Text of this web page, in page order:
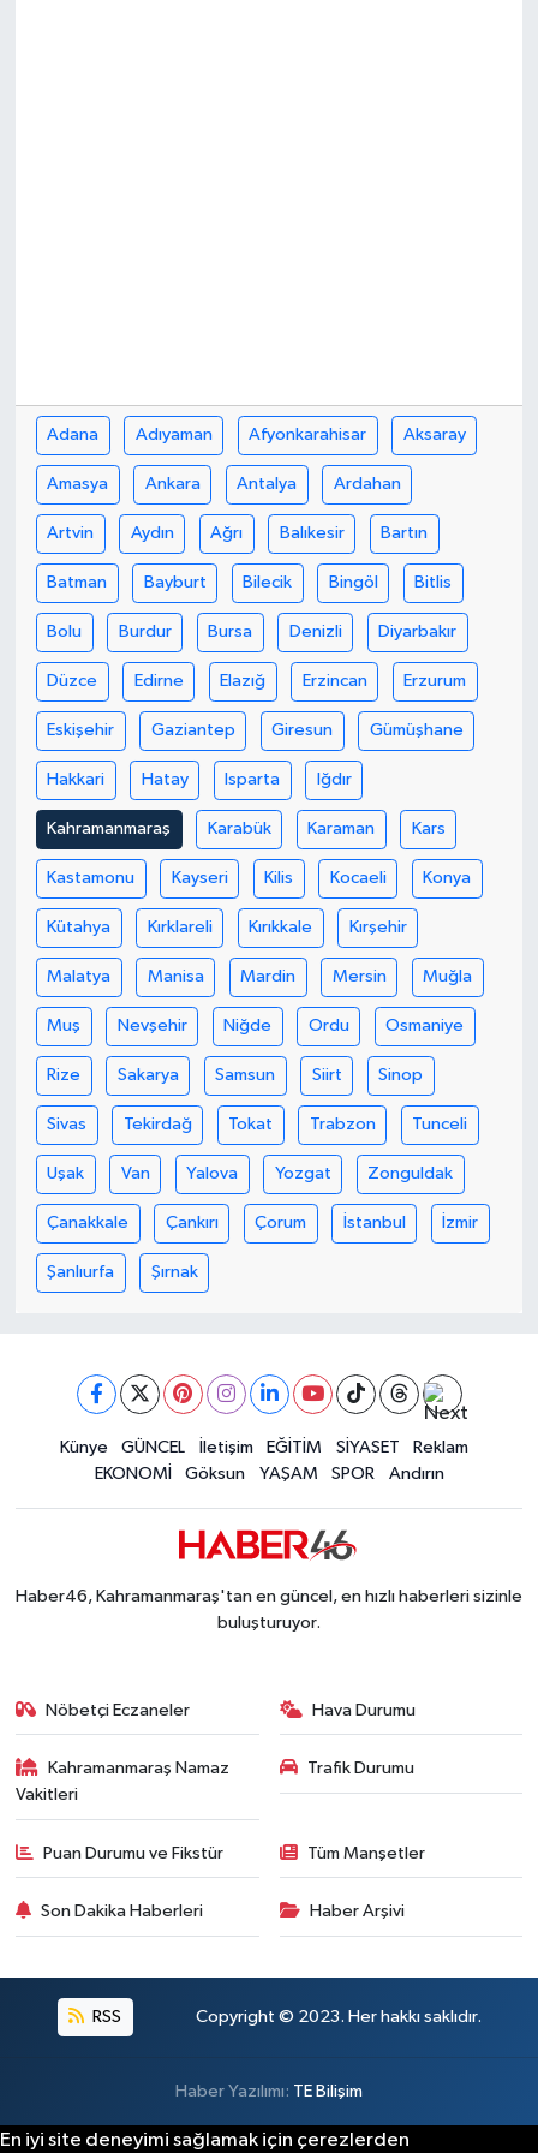
Adana Adıyaman Afyonkarahisar Aksaray
Amasya Ankara Antalya Ardahan
Artvin Aydın Ağrı Balıkesir Bartın
Batman Bayburt Bilecik Bingöl Bitlis
Bolu Burdur Bursa Denizli Diyarbakır
Düzce Edirne Elazığ Erzincan Erzurum
Eskişehir Gaziantep Giresun Gümüşhane
Hakkari Hatay Isparta Iğdır
Kahramanmaraş Karabük Karaman Kars
Kastamonu Kayseri Kilis Kocaeli Konya
Kütahya Kırklareli Kırıkkale Kırşehir
Malatya Manisa Mardin Mersin Muğla
Muş Nevşehir Niğde Ordu Osmaniye
Rize Sakarya Samsun Siirt Sinop
Sivas Tekirdağ Tokat Trabzon Tunceli
Uşak Van Yalova Yozgat Zonguldak
Çanakkale Çankırı Çorum İstanbul İzmir
Şanlıurfa Şırnak
Künye GÜNCEL İletişim EĞİTİM SİYASET
Reklam
EKONOMİ
Göksun YAŞAM SPOR Andırın
Haber46, Kahramanmaraş'tan en güncel, en hızlı haberleri sizinle
buluşturuyor.
Nöbetçi Eczaneler Hava Durumu
Kahramanmaraş Namaz
Vakitleri
Trafik Durumu
Puan Durumu ve Fikstür Tüm Manşetler
Son Dakika Haberleri Haber Arşivi
RSS Copyright © 2023. Her hakkı saklıdır.
Haber Yazılımı: TE Bilişim
En iyi site deneyimi sağlamak için çerezlerden
KADIN-AİLE
YEREL YÖNETİM
MEDYA
SEÇİM 2011
ÜÇÜNCÜ SAYFA
BİLİMNET
Yemek
SİVİL TOPLUM
SEÇİM 2014
KİM KİMDİR
ÇEK GÖNDER
KİTAP
HEDEF2020
OTOMOBİL
MİZAH
Genel
Politika
YEREL
SEÇİM 2015
ÇEVRE
BİLİM VE TEKNOLOJİ
YARIŞMALAR
TANITIM